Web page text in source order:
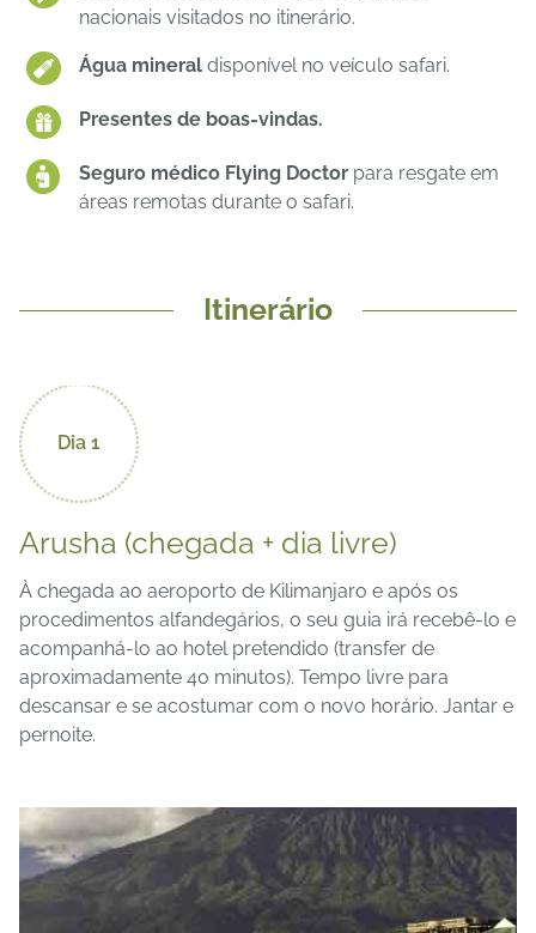
nacionais visitados no itinerário.
Água mineral disponível no veículo safari.
Presentes de boas-vindas.
Seguro médico Flying Doctor para resgate em
áreas remotas durante o safari.
Itinerário
Arusha (chegada + dia livre)
À chegada ao aeroporto de Kilimanjaro e após os
procedimentos alfandegários, o seu guia irá recebê-lo e
acompanhá-lo ao hotel pretendido (transfer de
aproximadamente 40 minutos). Tempo livre para
descansar e se acostumar com o novo horário. Jantar e
pernoite.
Dia 1